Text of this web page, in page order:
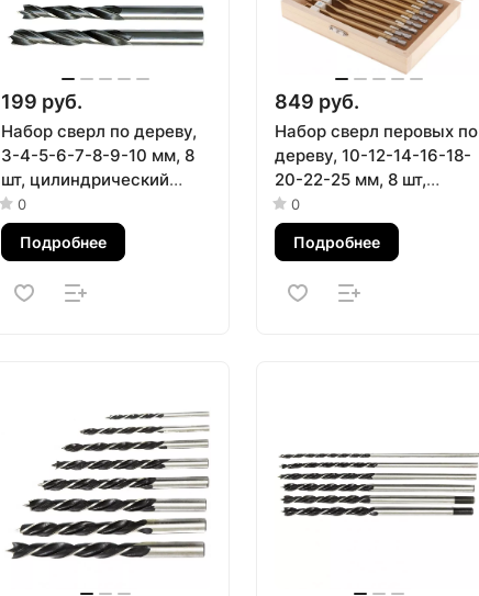
199 руб.
Набор сверл по дереву,
3-4-5-6-7-8-9-10 мм, 8
шт, цилиндрический
хвостовик Sparta
0
Подробнее
849 руб.
Набор сверл перовых по
дереву, 10-12-14-16-18-
20-22-25 мм, 8 шт,
деревянный кейс Matrix
0
Подробнее